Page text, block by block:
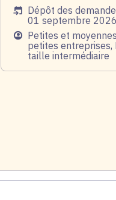
Date de l'arrêté
Dépôt des
01 septembre 2026
PublicPetites et
petites entreprises,
taille intermédiaire